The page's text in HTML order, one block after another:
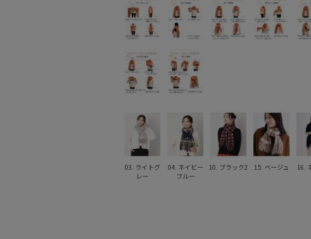
03. ライトグ
レー
04. ネイビー
ブルー
10. ブラック2 15. ベージュ 16.